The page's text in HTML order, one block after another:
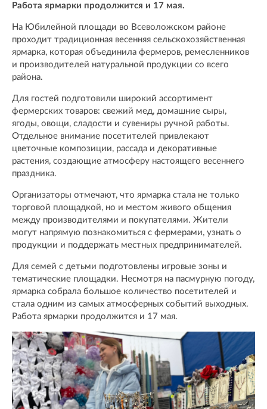
Работа ярмарки продолжится и 17 мая.
На Юбилейной площади во Всеволожском районе
проходит традиционная весенняя сельскохозяйственная
ярмарка, которая объединила фермеров, ремесленников
и производителей натуральной продукции со всего
района.
Для гостей подготовили широкий ассортимент
фермерских товаров: свежий мед, домашние сыры,
ягоды, овощи, сладости и сувениры ручной работы.
Отдельное внимание посетителей привлекают
цветочные композиции, рассада и декоративные
растения, создающие атмосферу настоящего весеннего
праздника.
Организаторы отмечают, что ярмарка стала не только
торговой площадкой, но и местом живого общения
между производителями и покупателями. Жители
могут напрямую познакомиться с фермерами, узнать о
продукции и поддержать местных предпринимателей.
Для семей с детьми подготовлены игровые зоны и
тематические площадки. Несмотря на пасмурную погоду,
ярмарка собрала большое количество посетителей и
стала одним из самых атмосферных событий выходных.
Работа ярмарки продолжится и 17 мая.